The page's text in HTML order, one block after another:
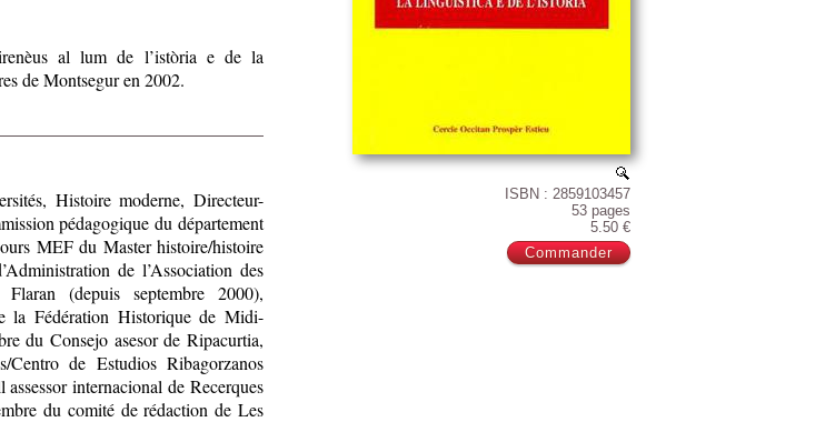
ISBN : 2859103457
53 pages
5.50 €
al lum de l’istòria e de la
de Montsegur en 2002.
Histoire moderne, Directeur-
pédagogique du département
MEF du Master histoire/histoire
de l’Association des
Flaran (depuis septembre 2000),
la Fédération Historique de Midi-
du Consejo asesor de Ripacurtia,
Centro de Estudios Ribagorzanos
internacional de Recerques
du comité de rédaction de Les